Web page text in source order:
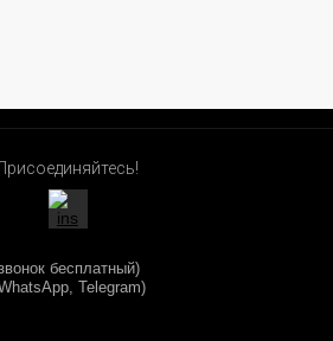
Присоединяйтесь!
бесплатный)
Telegram)